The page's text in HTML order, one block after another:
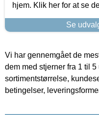
hjem. Klik her for at se
Se
Vi har gennemgået de
dem med stjerner fra 1 til
sortimentstørrelse,
betingelser,